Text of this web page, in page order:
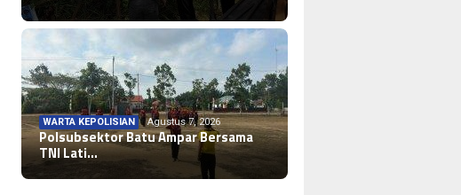
WARTA KEPOLISIAN Agustus 7, 2026
Polsubsektor Batu Ampar Bersama
TNI Lati…